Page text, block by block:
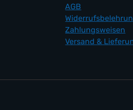
AGB
Zahlungsweisen
Versand &